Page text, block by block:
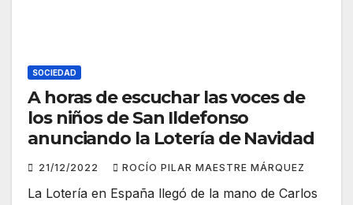
SOCIEDAD
A horas de escuchar las voces de
los niños de San Ildefonso
anunciando la Lotería de Navidad
21/12/2022 ROCÍO PILAR MAESTRE MÁRQUEZ
La Lotería en España llegó de la mano de Carlos